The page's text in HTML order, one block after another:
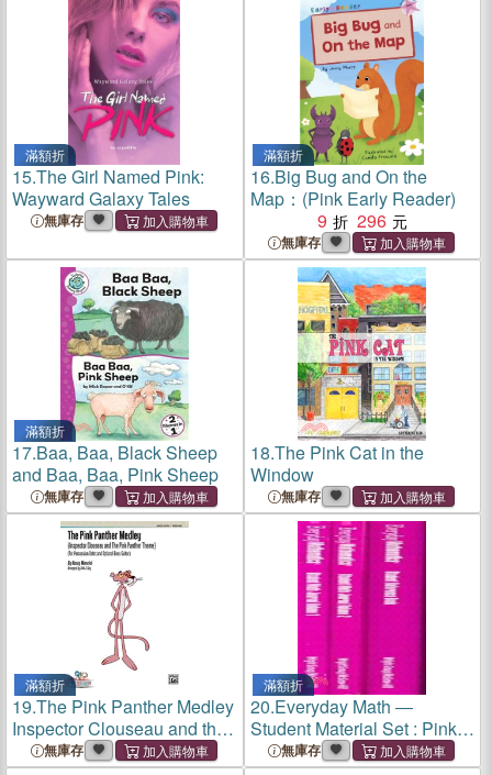
滿額折
15.The Girl Named Pink:
Wayward Galaxy Tales
無庫存
滿額折
16.Big Bug and On the
Map：(Pink Early Reader)
9
296
無庫存
滿額折
17.Baa, Baa, Black Sheep
and Baa, Baa, Pink Sheep
無庫存
18.The Pink Cat in the
Window
無庫存
滿額折
19.The Pink Panther Medley
Inspector Clouseau and the
Pink Panther Theme ─ For
無庫存
滿額折
20.Everyday Math ―
Student Material Set : Pink
Color無庫存